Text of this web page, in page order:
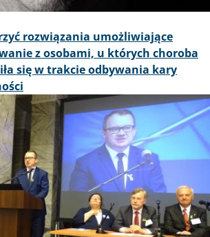
rozwiązania umożliwiające
z osobami, u których choroba
się w trakcie odbywania kary